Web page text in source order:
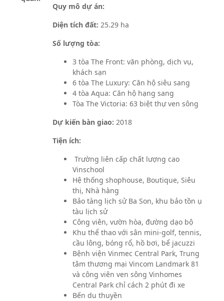
Quy mô dự án:
Diện tích đất: 25.29 ha
Số lượng tòa:
3 tòa The Front: văn phòng, dịch vụ,
khách sạn
6 tòa The Luxury: Căn hộ siêu sang
4 tòa Aqua: Căn hộ hạng sang
Tòa The Victoria: 63 biệt thự ven sông
Dự kiến bàn giao: 2018
Tiện ích:
Trường liên cấp chất lượng cao
Vinschool
Hệ thống shophouse, Boutique, Siêu
thị, Nhà hàng
Bảo tàng lịch sử Ba Son, khu bảo tồn ụ
tàu lịch sử
Công viên, vườn hòa, đường dạo bộ
Khu thể thao với sân mini-golf, tennis,
cầu lông, bóng rổ, hồ bơi, bể jacuzzi
Bệnh viện Vinmec Central Park, Trung
tâm thương mại Vincom Landmark 81
và công viên ven sông Vinhomes
Central Park chỉ cách 2 phút đi xe
Bến du thuyền